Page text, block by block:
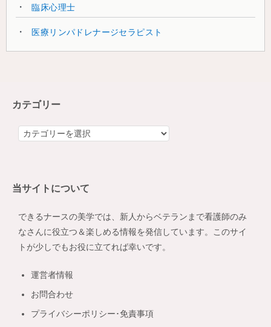
臨床心理士
医療リンパドレナージセラピスト
カテゴリー
カ
ー
当サイトについて
できるナースの美学では、新人からベテランまで看護師のみ
なさんに役立つ＆楽しめる情報を発信しています。このサイ
トが少しでもお役に立てれば幸いです。
運営者情報
お問合わせ
プライバシーポリシー･免責事項